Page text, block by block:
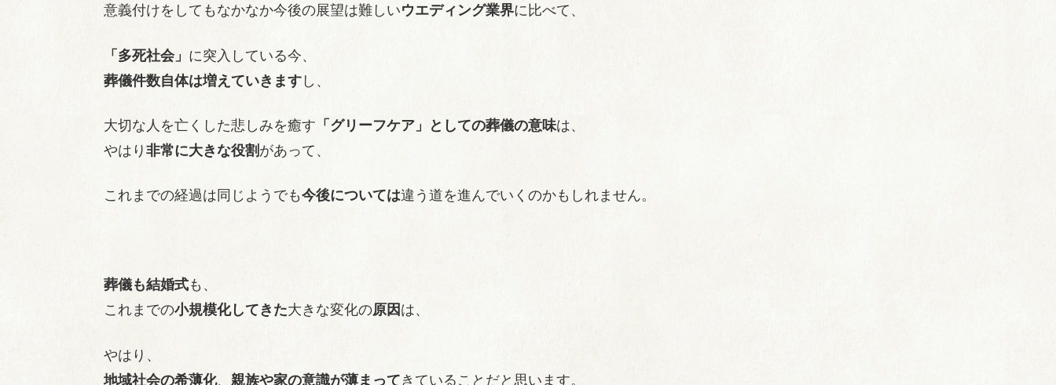
意義付けをしてもなかなか今後の展望は難しいウエディング業界に比べて、
「多死社会」 に突入している今、
葬儀件数自体は増えていきます し、
大切な人を亡くした悲しみを癒す 「グリーフケア」としての葬儀の意味は、
やはり 非常に大きな役割 があって、
これまでの経過は同じようでも今後については違う道を進んでいくのかもしれません。
葬儀も結婚式も、
これまでの小規模化してきた大きな変化の原因 は、
やはり、
地域社会の希薄化、 親族や家の意識が薄まって きていることだと思います。